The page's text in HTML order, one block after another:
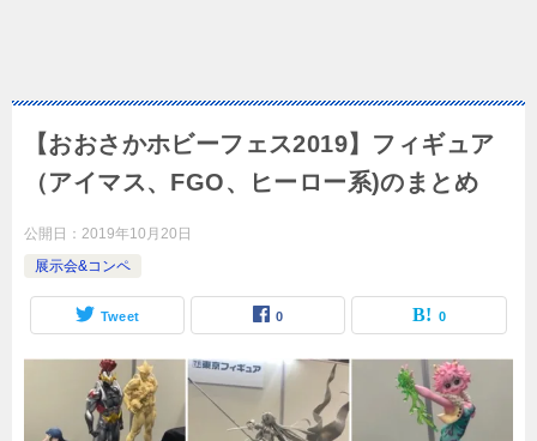
【おおさかホビーフェス2019】フィギュア
（アイマス、FGO、ヒーロー系)のまとめ
公開日： 2019年10月20日
展示会&コンペ
Tweet 0 0